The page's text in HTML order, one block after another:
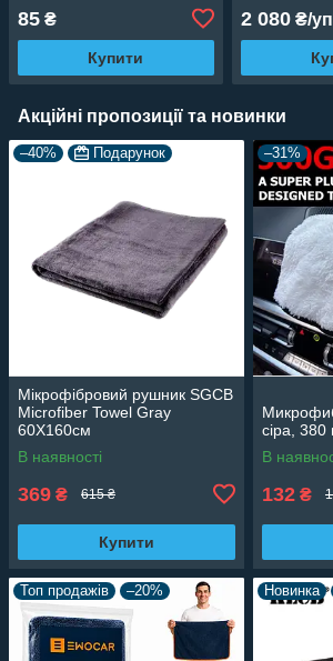
85 ₴
Купити
2 080₴/
Акційні пропозиції та новинки
–40% Подарунок
Мікрофібровий рушник SGCB
Microfiber Towel Gray
60Х160см
В наявності
369 ₴ 615 ₴
Купити
–31%
сіра,
В
132 ₴
Топ продажів –20% Новинка